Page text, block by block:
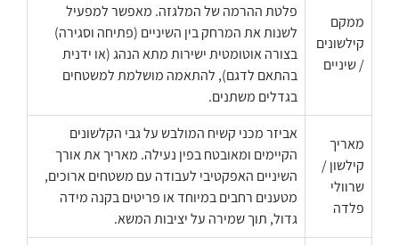
ממקם
קילשונים
/ שיניים
פלטת ההרמה של המלגזה. מאפשר למפעיל
לשנות את המרחק בין השיניים (פתיחה וסגירה)
בצורה אוטומטית ישירות מתא הנהג (או ידנית
בהתאם לדגם), להתאמה מושלמת למשטחים
בגדלים משתנים.
מאריך
קילשון /
שרוולי
פלדה
אביזר מכני קשיח המולבש על גבי הקלשונים
הקיימים ומאובטח בפין נעילה. מאריך את אורך
השיניים האפקטיבי לעבודה עם משטחים ארוכים,
מטענים רחבים במיוחד או פריטים בקנה מידה
גדול, תוך שמירה על יציבות המשא.